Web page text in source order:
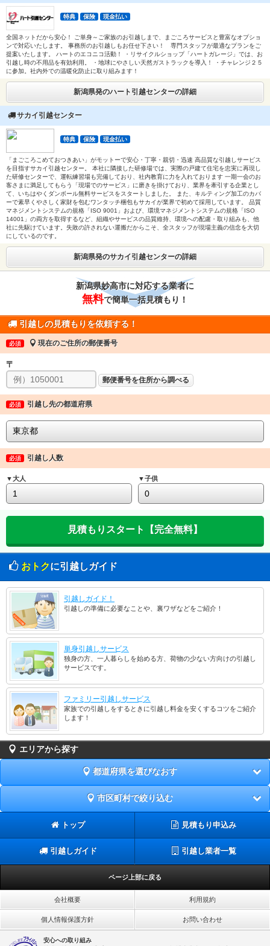
特典 保険 現金払い
全国ネットだから安心！ ご単身～ご家族のお引越しまで、まごころサービスと豊富なオプショ
ンで対応いたします。 事務所のお引越しもお任せ下さい！ 専門スタッフが最適なプランをご
提案いたします。 ハートのエコニコ活動！ ・リサイクルショップ「ハートガレージ」では、お
引越し時の不用品を有効利用。 ・地球にやさしい天然ガストラックを導入！ ・チャレンジ２５
に参加。社内外での温暖化防止に取り組みます！
新潟県発のハート引越センターの詳細
サカイ引越センター
特典 保険 現金払い
「まごころこめておつきあい」がモットーで安心・丁寧・親切・迅速 高品質な引越しサービス
を目指すサカイ引越センター。 本社に隣接した研修場では、実際の戸建て住宅を忠実に再現し
た研修センターで、運転練習場も完備しており、社内教育に力を入れております 一期一会のお
客さまに満足してもらう「現場でのサービス」に磨きを掛けており、業界を牽引する企業とし
て、いちはやくダンボール無料サービスをスタートしました。 また、キルティング加工のカバ
ーで素早くやさしく家財を包むワンタッチ梱包もサカイが業界で初めて採用しています。 品質
マネジメントシステムの規格「ISO 9001」および、環境マネジメントシステムの規格「ISO
14001」の両方を取得するなど、組織やサービスの品質維持、環境への配慮・取り組みも、他
社に先駆けています。失敗の許されない運搬だからこそ、全スタッフが現場主義の信念を大切
にしているのです。
新潟県発のサカイ引越センターの詳細
新潟県妙高市に対応する業者に
無料で簡単一括見積もり！
引越しの見積もりを依頼する！
必須 現在のご住所の郵便番号
〒
郵便番号を住所から調べる
必須 引越し先の都道府県
必須 引越し人数
▼大人 ▼子供
おトクに引越しガイド
引越しガイド！
引越しの準備に必要なことや、裏ワザなどをご紹介！
単身引越しサービス
独身の方、一人暮らしを始める方、荷物の少ない方向けの引越し
サービスです。
ファミリー引越しサービス
家族での引越しをするときに引越し料金を安くするコツをご紹介
します！
エリアから探す
都道府県を選びなおす
市区町村で絞り込む
トップ 見積もり申込み
引越しガイド 引越し業者一覧
ページ上部に戻る
会社概要 利用規約
個人情報保護方針 お問い合わせ
安心への取り組み